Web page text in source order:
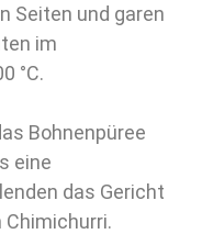
Seiten und garen
im
°C.
Bohnenpüree
eine
das Gericht
Chimichurri.